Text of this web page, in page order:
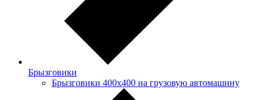
Брызговики
Брызговики 400х400 на грузовую автомашину